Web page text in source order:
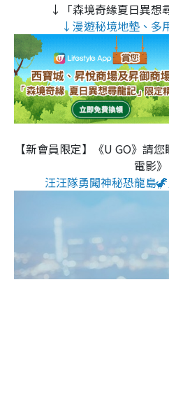
↓「森境奇緣夏日異想
↓漫遊秘境地墊、多
【新會員限定】《U GO》請
電影》
汪汪隊勇闖神秘恐龍島